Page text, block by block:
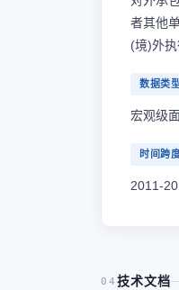
者其他
(境)外
数据类
宏观级
时间跨
2011-
04 技术文档